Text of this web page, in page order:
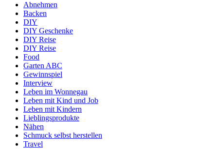
Abnehmen
Backen
DIY
DIY Geschenke
DIY Reise
DIY Reise
Food
Garten ABC
Gewinnspiel
Interview
Leben im Wonnegau
Leben mit Kind und Job
Leben mit Kindern
Lieblingsprodukte
Nähen
Schmuck selbst herstellen
Travel